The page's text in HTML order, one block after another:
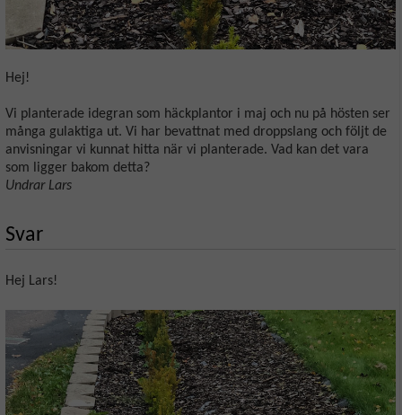
Hej!
Vi planterade idegran som häckplantor i maj och nu på hösten ser
många gulaktiga ut. Vi har bevattnat med droppslang och följt de
anvisningar vi kunnat hitta när vi planterade. Vad kan det vara
som ligger bakom detta?
Undrar Lars
Svar
Hej Lars!